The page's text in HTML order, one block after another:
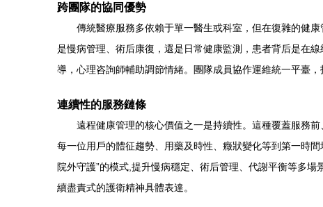
跨團隊的協同優勢
傳統醫療服務多依賴于單一醫生或科室，但在復雜的健
是慢病管理、術后康復，還是日常健康監測，患者背后是在
導，心理咨詢師輔助調節情緒。團隊成員協作運維統一平臺
連續性的服務鏈條
遠程健康管理的核心價值之一是持續性。這種覆蓋服務
每一位用戶的體征趨勢、用藥及時性、癥狀變化等到第一時
院外守護”的模式,提升慢病穩定、術后管理、代謝平衡等多
續盡責式的護衛精神具體表達。